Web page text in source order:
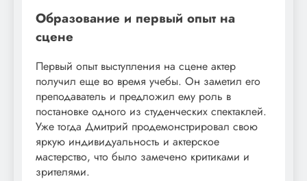
Образование и первый опыт на
сцене
Первый опыт выступления на сцене актер
получил еще во время учебы. Он заметил его
преподаватель и предложил ему роль в
постановке одного из студенческих спектаклей.
Уже тогда Дмитрий продемонстрировал свою
яркую индивидуальность и актерское
мастерство, что было замечено критиками и
зрителями.